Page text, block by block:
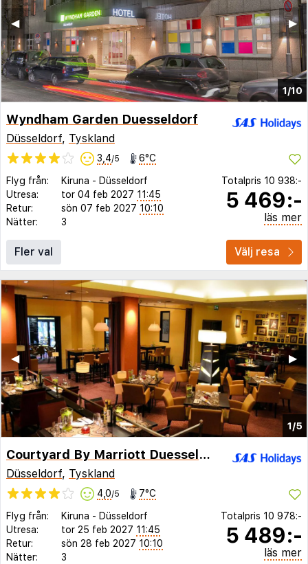
1/10
▶︎
◀︎
Wyndham Garden Duesseldorf
Düsseldorf, Tyskland
3,4/5 6°C
Flyg från: Kiruna - Düsseldorf
Utresa:
tor 04 feb 2027 11:45
Retur:
sön 07 feb 2027 10:10
Nätter:
3
Totalpris 10 938:-
5 469:-
läs mer
Fler val Välj resa
1/5
▶︎
◀︎
Courtyard By Marriott Duesseldorf Seestern
Düsseldorf, Tyskland
4,0/5 7°C
Flyg från: Kiruna - Düsseldorf
Utresa:
tor 25 feb 2027 11:45
Retur:
sön 28 feb 2027 10:10
Nätter:
3
Totalpris 10 978:-
5 489:-
läs mer